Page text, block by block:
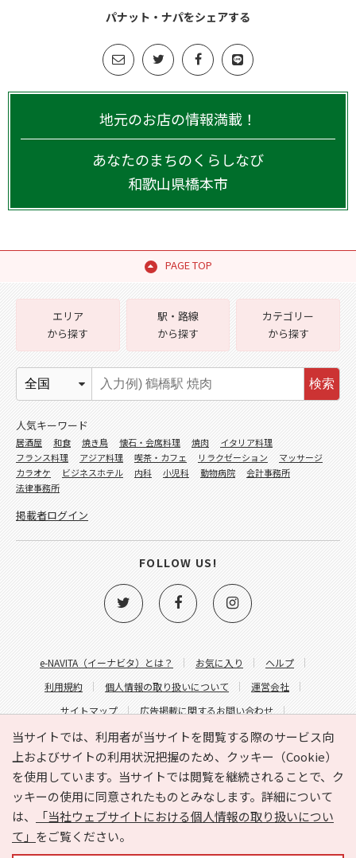
パナット・ナパをシェアする
地元のお店の情報満載！
あなたのまちのくらしなび
和歌山県橋本市
PAGE TOP
当サイトでは、利用者が当サイトを閲覧する際のサービス向
上およびサイトの利用状況把握のため、クッキー（Cookie）
を使用しています。当サイトでは閲覧を継続されることで、ク
ッキーの使用に同意されたものとみなします。詳細について
は、
「当社ウェブサイトにおける個人情報の取り扱いについ
て」 をご覧ください。
e-NAVITA（イーナビタ）とは？ お気に入り
ヘルプ
利用規約
個人情報の取り扱いについて
運営会社
サイトマップ
広告掲載に関するお問い合わせ
サイトの内容に関するお問い合わせ
エリア
から探す
駅・路線
から探す
カテゴリー
から探す
検索
人気キーワード
居酒屋 和食 焼き鳥 懐石・会席料理 焼肉
イタリア料理
フランス料理
アジア料理 喫茶・カフェ リラクゼーション
マッサージ
カラオケ
ビジネスホテル 内科 小児科 動物病院
会計事務所
法律事務所
掲載者ログイン
FOLLOW US!
Copyright © HYOJITO.Co.,Ltd. All Rights Reserved.